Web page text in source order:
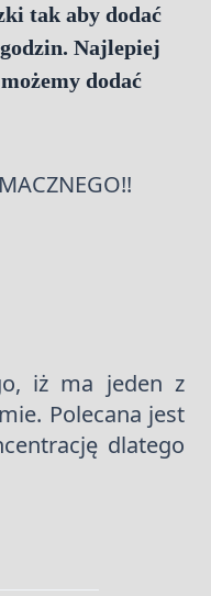
tak aby dodać
Najlepiej
dodać
iż ma jeden z
Polecana jest
dlatego